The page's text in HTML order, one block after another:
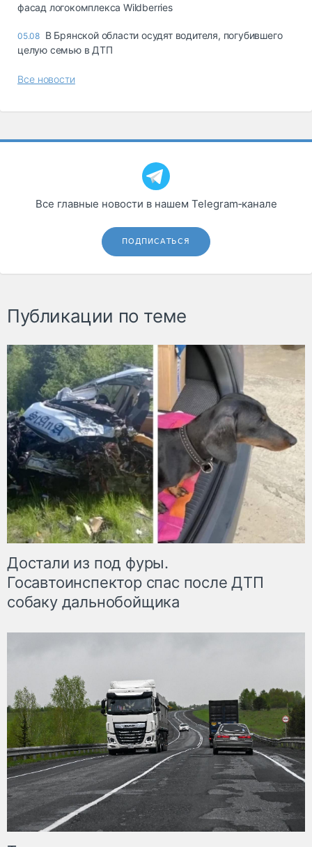
фасад логокомплекса Wildberries
05.08 В Брянской области осудят водителя, погубившего
целую семью в ДТП
Все новости
Все главные новости в нашем Telegram‑канале
ПОДПИСАТЬСЯ
Публикации по теме
Достали из под фуры.
Госавтоинспектор спас после ДТП
собаку дальнобойщика